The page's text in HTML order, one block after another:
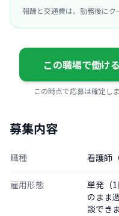
報酬と交通費は、勤務後にク
この職場で働け
この時点で応募は確定し
募集内容
職種 看護師
雇用形態
単発（
のまま
談でき